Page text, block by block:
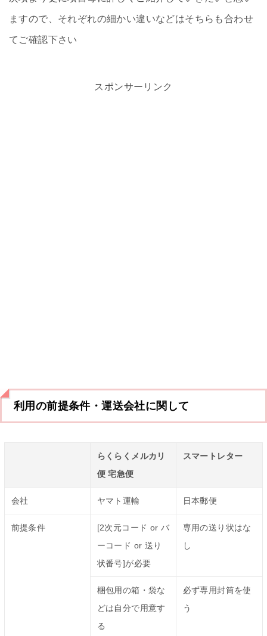
ますので、それぞれの細かい違いなどはそちらも合わせ
てご確認下さい
スポンサーリンク
利用の前提条件・運送会社に関して
らくらくメルカリ
便 宅急便
スマートレター
会社 ヤマト運輸 日本郵便
前提条件
[2次元コード or バ
ーコード or 送り
状番号]が必要
専用の送り状はな
し
梱包用の箱・袋な
どは自分で用意す
る
必ず専用封筒を使
う